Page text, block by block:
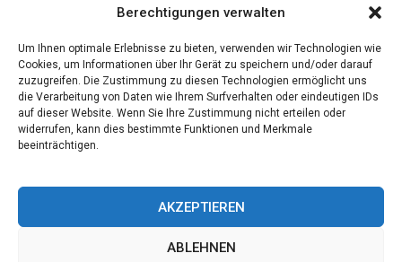
Berechtigungen verwalten
Um Ihnen optimale Erlebnisse zu bieten, verwenden wir Technologien wie
Cookies, um Informationen über Ihr Gerät zu speichern und/oder darauf
zuzugreifen. Die Zustimmung zu diesen Technologien ermöglicht uns
die Verarbeitung von Daten wie Ihrem Surfverhalten oder eindeutigen IDs
auf dieser Website. Wenn Sie Ihre Zustimmung nicht erteilen oder
widerrufen, kann dies bestimmte Funktionen und Merkmale
beeinträchtigen.
AKZEPTIEREN
ABLEHNEN
Großer Spaß auf der Kirmes in Bonn!
Bester Oscam- und CCcam-Server für 2021